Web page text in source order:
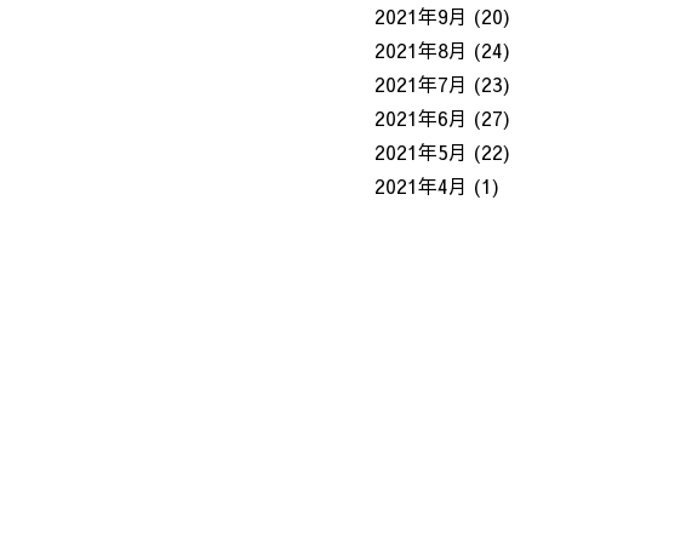
2021年9月 (20)
2021年8月 (24)
2021年7月 (23)
2021年6月 (27)
2021年5月 (22)
2021年4月 (1)